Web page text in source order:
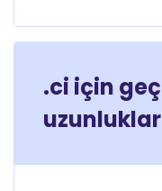
.ci için